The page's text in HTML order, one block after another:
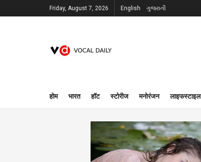
Friday, August 7, 2026 English ગુજરાતી
होम भारत हॉट स्टोरीज मनोरंजन लाइफस्टाइल